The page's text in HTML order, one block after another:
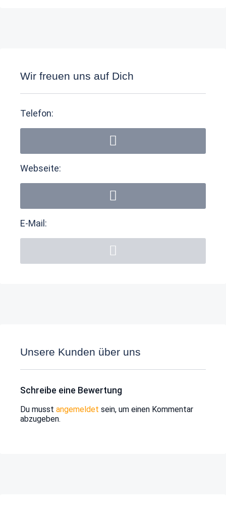
Wir freuen uns auf Dich
Telefon:
Webseite:
E-Mail:
Unsere Kunden über uns
Schreibe eine Bewertung
Du musst angemeldet sein, um einen Kommentar
abzugeben.